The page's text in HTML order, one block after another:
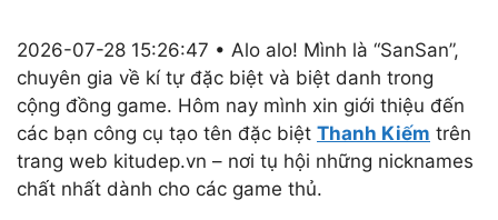
2026-07-28 15:26:47 • Alo alo! Mình là “SanSan”,
chuyên gia về kí tự đặc biệt và biệt danh trong
cộng đồng game. Hôm nay mình xin giới thiệu đến
các bạn công cụ tạo tên đặc biệt Thanh Kiếm trên
trang web kitudep.vn – nơi tụ hội những nicknames
chất nhất dành cho các game thủ.